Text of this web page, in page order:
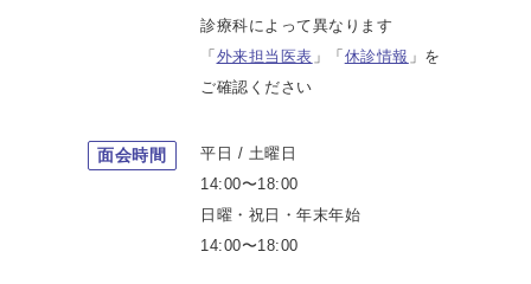
診療科によって異なります
「 外来担当医表 」「 休診情報 」を
ご確認ください
面会時間
平日 / 土曜日
14:00〜18:00
日曜・祝日・年末年始
14:00〜18:00